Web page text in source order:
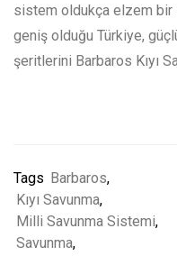
sistem oldukça elzem bir
geniş olduğu Türkiye,
şeritlerini Barbaros Kıyı
Tags Barbaros,
Kıyı Savunma,
Milli Savunma Sistemi,
Savunma,